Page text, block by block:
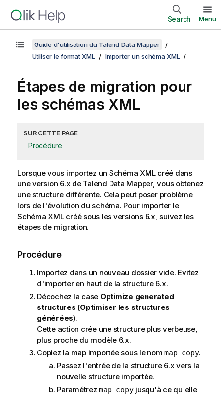
Search Menu
Guide d'utilisation du Talend Data Mapper
Utiliser le format XML
Importer un schéma XML
Étapes de migration pour
les schémas XML
SUR CETTE PAGE
Procédure
Lorsque vous importez un Schéma XML créé dans
une version 6.x de Talend Data Mapper, vous obtenez
une structure différente. Cela peut poser problème
lors de l'évolution du schéma. Pour importer le
Schéma XML créé sous les versions 6.x, suivez les
étapes de migration.
Procédure
Importez dans un nouveau dossier vide. Evitez
d'importer en haut de la structure 6.x.
Décochez la case Optimize generated
structures (Optimiser les structures
générées).
Cette action crée une structure plus verbeuse,
plus proche du modèle 6.x.
Copiez la map importée sous le nommap_copy.
Passez l'entrée de la structure 6.x vers la
nouvelle structure importée.
Paramétrezmap_copyjusqu'à ce qu'elle